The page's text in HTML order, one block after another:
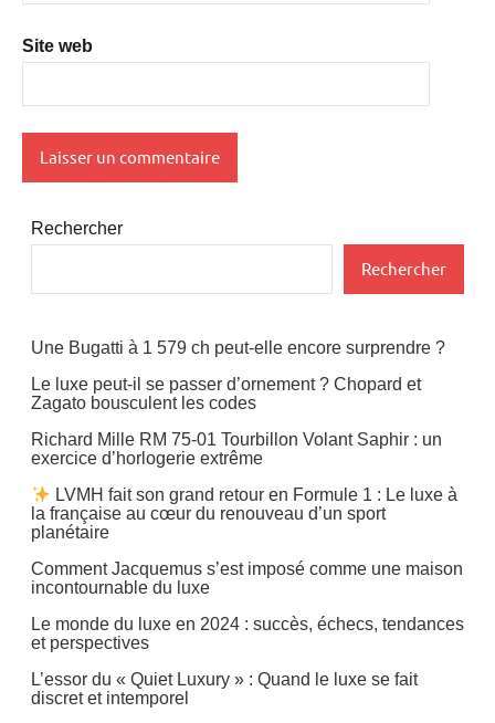
Site web
Rechercher
Rechercher
Une Bugatti à 1 579 ch peut-elle encore surprendre ?
Le luxe peut-il se passer d’ornement ? Chopard et
Zagato bousculent les codes
Richard Mille RM 75-01 Tourbillon Volant Saphir : un
exercice d’horlogerie extrême
LVMH fait son grand retour en Formule 1 : Le luxe à
la française au cœur du renouveau d’un sport
planétaire
Comment Jacquemus s’est imposé comme une maison
incontournable du luxe
Le monde du luxe en 2024 : succès, échecs, tendances
et perspectives
L’essor du « Quiet Luxury » : Quand le luxe se fait
discret et intemporel